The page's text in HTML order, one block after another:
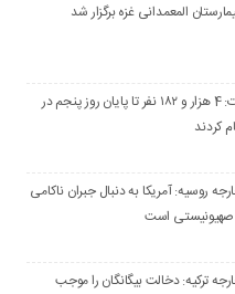
المعمدانی غزه برگزار شد
سخنگوی ستاد انتخابات: 4 هزار و ۱۸۲ نفر تا پایان روز پنجم در
کردند
روسیه: آمریکا به دنبال جبران ناکامی
صهیونیستی است
ترکیه: دخالت بیگانگان را موجب